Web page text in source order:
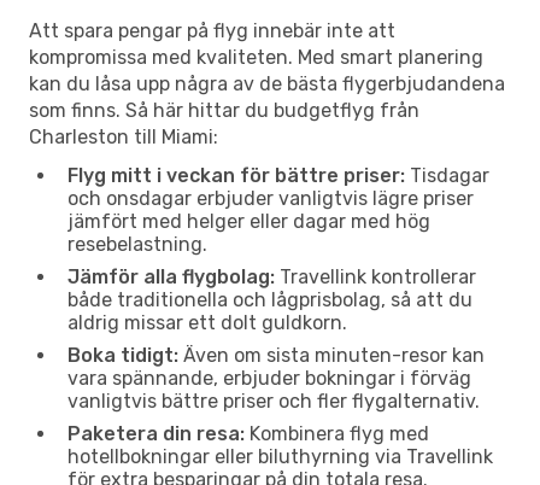
Att spara pengar på flyg innebär inte att
kompromissa med kvaliteten. Med smart planering
kan du låsa upp några av de bästa flygerbjudandena
som finns. Så här hittar du budgetflyg från
Charleston till Miami:
Flyg mitt i veckan för bättre priser: Tisdagar
och onsdagar erbjuder vanligtvis lägre priser
jämfört med helger eller dagar med hög
resebelastning.
Jämför alla flygbolag: Travellink kontrollerar
både traditionella och lågprisbolag, så att du
aldrig missar ett dolt guldkorn.
Boka tidigt: Även om sista minuten-resor kan
vara spännande, erbjuder bokningar i förväg
vanligtvis bättre priser och fler flygalternativ.
Paketera din resa: Kombinera flyg med
hotellbokningar eller biluthyrning via Travellink
för extra besparingar på din totala resa.